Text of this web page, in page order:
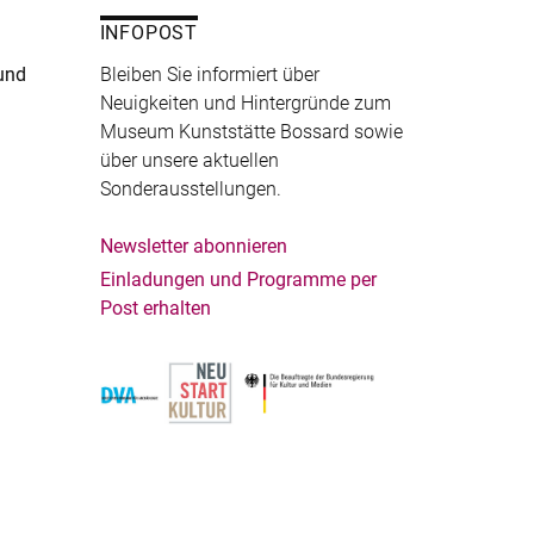
INFOPOST
Bleiben Sie informiert über
Neuigkeiten und Hintergründe zum
Museum Kunststätte Bossard sowie
über unsere aktuellen
Sonderausstellungen.
Newsletter abonnieren
Einladungen und Programme per
Post erhalten